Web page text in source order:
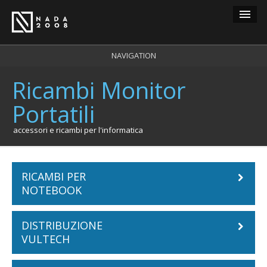
carrello
registrazione
NAVIGATION
Ricambi Monitor
Portatili
accessori e ricambi per l'informatica
RICAMBI PER
NOTEBOOK
Batterie Notebook
ACER
DISTRIBUZIONE
VULTECH